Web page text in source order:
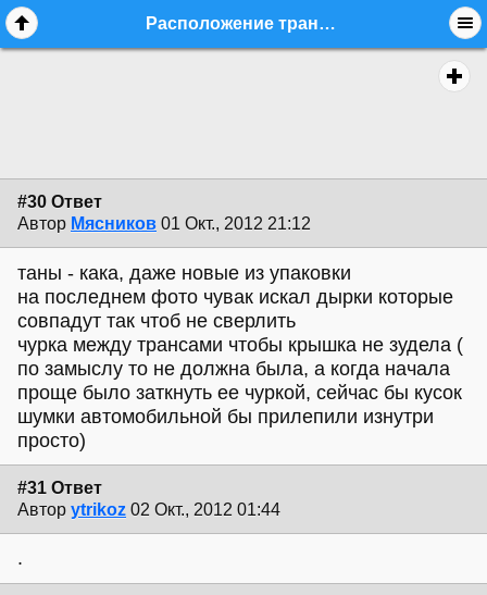
Расположение трансформаторов относительно друг-друга - стр. 3 - equipment.craft - Форум гитаристов
#30 Ответ
Автор Мясников 01 Окт., 2012 21:12
таны - кака, даже новые из упаковки
на последнем фото чувак искал дырки которые
совпадут так чтоб не сверлить
чурка между трансами чтобы крышка не зудела (
по замыслу то не должна была, а когда начала
проще было заткнуть ее чуркой, сейчас бы кусок
шумки автомобильной бы прилепили изнутри
просто)
#31 Ответ
Автор ytrikoz 02 Окт., 2012 01:44
.